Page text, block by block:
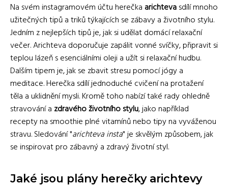
Na svém instagramovém účtu herečka arichtevasdílí mnoho
užitečných tipů a triků týkajících se zábavy a životního stylu.
Jedním z nejlepších tipů je, jak si udělat domácí relaxační
večer. Arichteva doporučuje zapálit vonné svíčky, připravit si
teplou lázeň s esenciálními oleji a užít si relaxační hudbu.
Dalším tipem je, jak se zbavit stresu pomocí jógy a
meditace. Herečka sdílí jednoduché cvičení na protažení
těla a uklidnění mysli. Kromě toho nabízí také rady ohledně
stravování a zdravého životního stylu, jako například
recepty na smoothie plné vitamínů nebo tipy na vyváženou
stravu. Sledování "arichteva insta" je skvělým způsobem, jak
se inspirovat pro zábavný a zdravý životní styl.
Jaké jsou plány herečky arichtevy